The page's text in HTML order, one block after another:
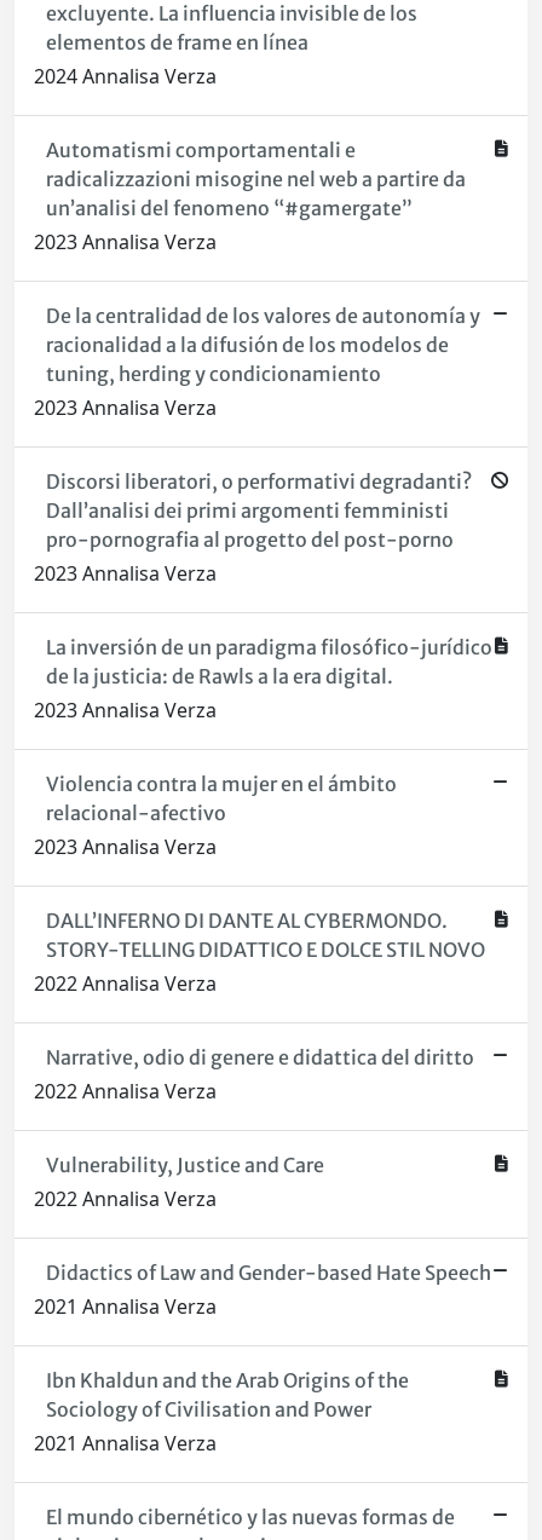
excluyente. La influencia invisible de los
elementos de frame en línea
2024 Annalisa Verza
Automatismi comportamentali e
radicalizzazioni misogine nel web a partire da
un’analisi del fenomeno “#gamergate”
2023 Annalisa Verza
De la centralidad de los valores de autonomía y
racionalidad a la difusión de los modelos de
tuning, herding y condicionamiento
2023 Annalisa Verza
Discorsi liberatori, o performativi degradanti?
Dall’analisi dei primi argomenti femministi
pro-pornografia al progetto del post-porno
2023 Annalisa Verza
La inversión de un paradigma filosófico-jurídico
de la justicia: de Rawls a la era digital.
2023 Annalisa Verza
Violencia contra la mujer en el ámbito
relacional-afectivo
2023 Annalisa Verza
DALL’INFERNO DI DANTE AL CYBERMONDO.
STORY-TELLING DIDATTICO E DOLCE STIL NOVO
2022 Annalisa Verza
Narrative, odio di genere e didattica del diritto
2022 Annalisa Verza
Vulnerability, Justice and Care
2022 Annalisa Verza
Didactics of Law and Gender-based Hate Speech
2021 Annalisa Verza
Ibn Khaldun and the Arab Origins of the
Sociology of Civilisation and Power
2021 Annalisa Verza
El mundo cibernético y las nuevas formas de